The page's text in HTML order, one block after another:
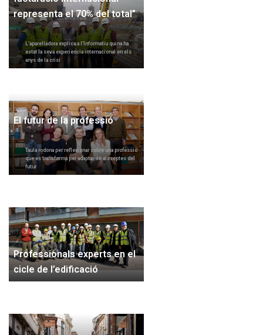
representa el 70% del total”
L’aparelladora explica a l’Informatiu quina ha
estat la seva experiència internacional en els
anys de la crisi
El futur de la professió
Taula rodona per reflexionar sobre una professió
que es transforma per adaptar-se als reptes del
futur
Professionals experts en el
cicle de l’edificació